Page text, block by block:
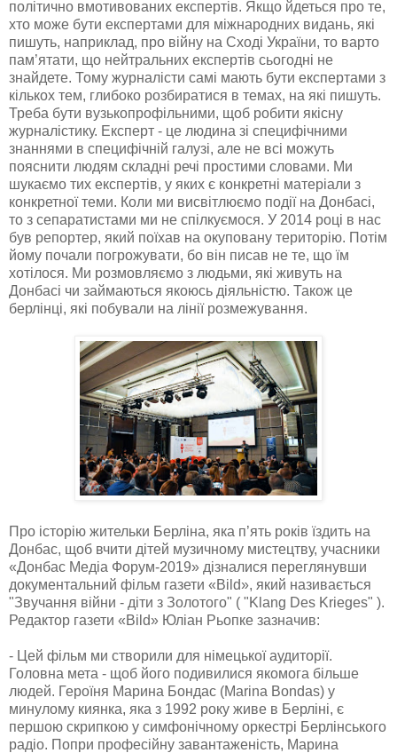
політично вмотивованих експертів. Якщо йдеться про те,
хто може бути експертами для міжнародних видань, які
пишуть, наприклад, про війну на Сході України, то варто
пам’ятати, що нейтральних експертів сьогодні не
знайдете. Тому журналісти самі мають бути експертами з
кількох тем, глибоко розбиратися в темах, на які пишуть.
Треба бути вузькопрофільними, щоб робити якісну
журналістику. Експерт - це людина зі специфічними
знаннями в специфічній галузі, але не всі можуть
пояснити людям складні речі простими словами. Ми
шукаємо тих експертів, у яких є конкретні матеріали з
конкретної теми. Коли ми висвітлюємо події на Донбасі,
то з сепаратистами ми не спілкуємося. У 2014 році в нас
був репортер, який поїхав на окуповану територію. Потім
йому почали погрожувати, бо він писав не те, що їм
хотілося. Ми розмовляємо з людьми, які живуть на
Донбасі чи займаються якоюсь діяльністю. Також це
берлінці, які побували на лінії розмежування.
Про історію жительки Берліна, яка п’ять років їздить на
Донбас, щоб вчити дітей музичному мистецтву, учасники
«Донбас Медіа Форум-2019» дізналися переглянувши
документальний фільм газети «Bild», який називається
"Звучання війни - діти з Золотого" ( "Klang Des Krieges" ).
Редактор газети «Bild» Юліан Рьопке зазначив:
- Цей фільм ми створили для німецької аудиторії.
Головна мета - щоб його подивилися якомога більше
людей. Героїня Марина Бондас (Маrina Bondas) у
минулому киянка, яка з 1992 року живе в Берліні, є
першою скрипкою у симфонічному оркестрі Берлінського
радіо. Попри професійну завантаженість, Марина